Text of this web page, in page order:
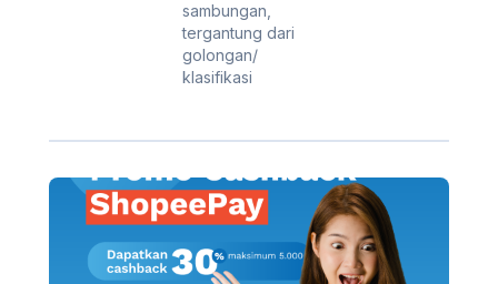
sambungan,
tergantung dari
golongan/
klasifikasi